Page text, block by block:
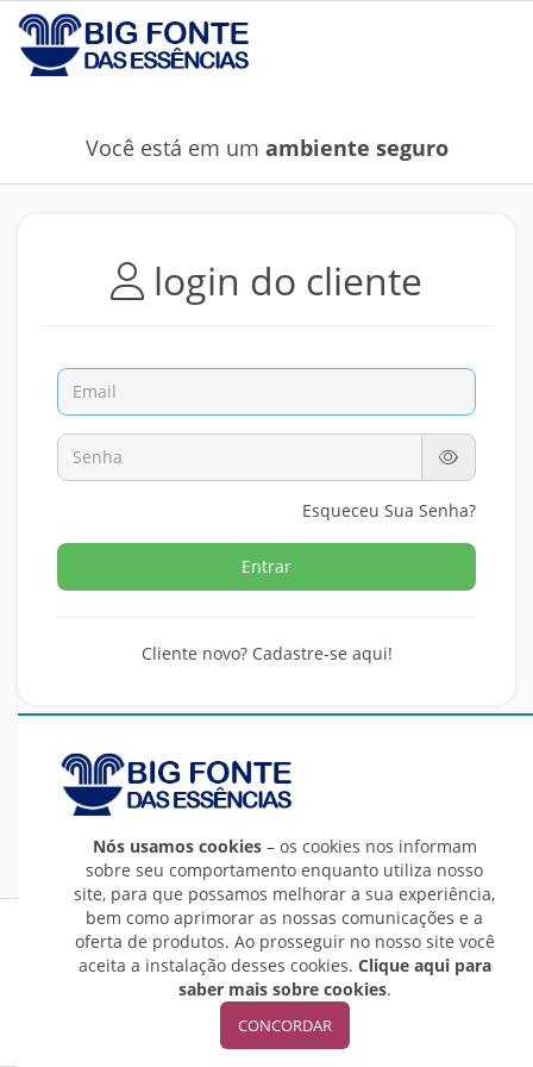
Você está em um ambiente seguro
login do cliente
Esqueceu Sua Senha?
Entrar
Cliente novo? Cadastre-se aqui!
Nós usamos cookies– os cookies nos informam
sobre seu comportamento enquanto utiliza nosso
site, para que possamos melhorar a sua experiência,
bem como aprimorar as nossas comunicações e a
oferta de produtos. Ao prosseguir no nosso site você
aceita a instalação desses cookies. Clique aqui para
saber mais sobre cookies.
CONCORDAR
Big Fonte das Essências LTDA - EPP - CNPJ: 25.015.019/0001-
32
E-Commerce integrado ao ERP Control Shop
© 2016 - 2023 Max Scalla Informática | Todos os direitos
reservados